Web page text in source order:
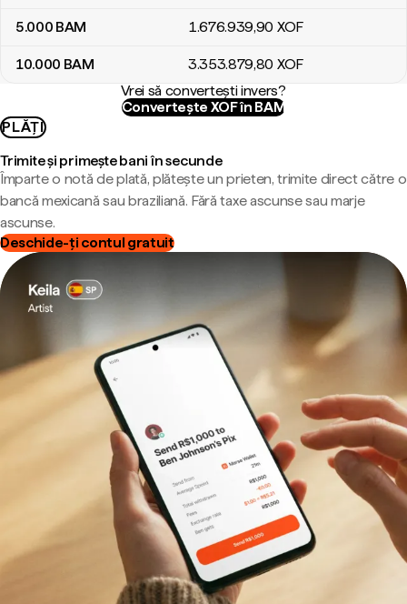
5.000 BAM 1.676.939,90 XOF
10.000 BAM 3.353.879,80 XOF
Vrei să convertești invers?
Convertește XOF în BAM
PLĂȚI
Trimite și primește bani în secunde
Împarte o notă de plată, plătește un prieten, trimite direct către o
bancă mexicană sau braziliană. Fără taxe ascunse sau marje
ascunse.
Deschide-ți contul gratuit